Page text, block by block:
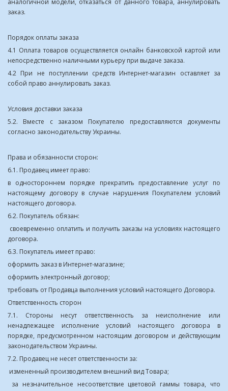
аналогичной модели, отказаться от данного товара, аннулировать
заказ.
Порядок оплаты заказа
4.1 Оплата товаров осуществляется онлайн банковской картой или
непосредственно наличными курьеру при выдаче заказа.
4.2 При не поступлении средств Интернет-магазин оставляет за
собой право аннулировать заказ.
Условия доставки заказа
5.2. Вместе с заказом Покупателю предоставляются документы
согласно законодательству Украины.
Права и обязанности сторон:
6.1. Продавец имеет право:
в одностороннем порядке прекратить предоставление услуг по
настоящему договору в случае нарушения Покупателем условий
настоящего договора.
6.2. Покупатель обязан:
своевременно оплатить и получить заказы на условиях настоящего
договора.
6.3. Покупатель имеет право:
оформить заказ в Интернет-магазине;
оформить электронный договор;
требовать от Продавца выполнения условий настоящего Договора.
Ответственность сторон
7.1. Стороны несут ответственность за неисполнение или
ненадлежащее исполнение условий настоящего договора в
порядке, предусмотренном настоящим договором и действующим
законодательством Украины.
7.2. Продавец не несет ответственности за:
измененный производителем внешний вид Товара;
за незначительное несоответствие цветовой гаммы товара, что